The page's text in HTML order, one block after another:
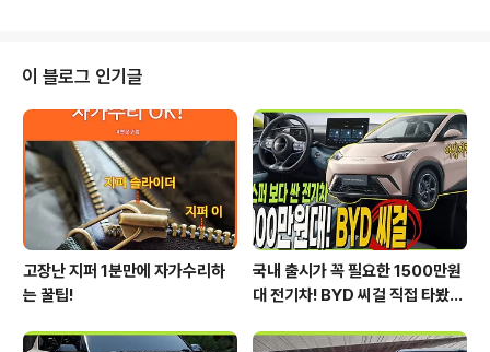
처:오토스파이넷궁금한 11월 판매량이 집계되었습니다. 이
게 맞는 자료인가요? TOP10도 아닌 TOP5에 르노 자동
차가 이름을 올렸습니다.너무나 익숙한 차량들 사이에 5위
를 포진한 차량은 르노 그랑 콜레오스입니다.SUV 시장 부
동 1위 쏘렌토가 약 1만대를 판매하면서 1위를 유지하고 있
으며 싼타페가 약 7500 여대를..
이 블로그 인기글
고장난 지퍼 1분만에 자가수리하
는 꿀팁!
국내 출시가 꼭 필요한 1500만원
대 전기차! BYD 씨걸 직접 타봤습